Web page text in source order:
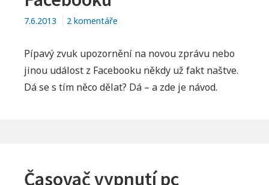
7.6.2013 2 komentáře
s
názvem
Pípavý zvuk upozornění na novou zprávu nebo
jinou událost z Facebooku někdy už fakt naštve.
Dá se s tím něco dělat? Dá – a zde je návod.
Časovač vypnutí pc